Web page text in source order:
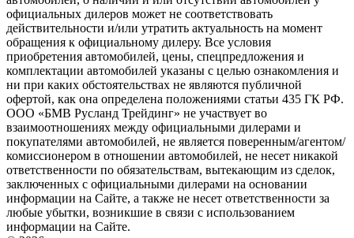
официальных дилеров может не соответствовать
действительности и/или утратить актуальность на момент
обращения к официальному дилеру. Все условия
приобретения автомобилей, цены, спецпредложения и
комплектации автомобилей указаны с целью ознакомления и
ни при каких обстоятельствах не являются публичной
офертой, как она определена положениями статьи 435 ГК РФ.
ООО «БМВ Русланд Трейдинг» не участвует во
взаимоотношениях между официальными дилерами и
покупателями автомобилей, не является поверенным/агентом/
комиссионером в отношении автомобилей, не несет никакой
ответственности по обязательствам, вытекающим из сделок,
заключенных с официальными дилерами на основании
информации на Сайте, а также не несет ответственности за
любые убытки, возникшие в связи с использованием
информации на Сайте.